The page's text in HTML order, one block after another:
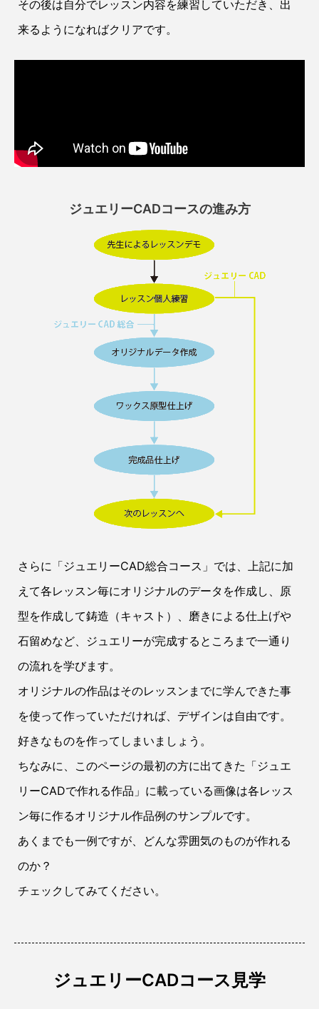
その後は自分でレッスン内容を練習していただき、出
来るようになればクリアです。
ジュエリーCADコースの進み方
さらに「ジュエリーCAD総合コース」では、上記に加
えて各レッスン毎にオリジナルのデータを作成し、原
型を作成して鋳造（キャスト）、磨きによる仕上げや
石留めなど、ジュエリーが完成するところまで一通り
の流れを学びます。
オリジナルの作品はそのレッスンまでに学んできた事
を使って作っていただければ、デザインは自由です。
好きなものを作ってしまいましょう。
ちなみに、このページの最初の方に出てきた「ジュエ
リーCADで作れる作品」に載っている画像は各レッス
ン毎に作るオリジナル作品例のサンプルです。
あくまでも一例ですが、どんな雰囲気のものが作れる
のか？
チェックしてみてください。
ジュエリーCADコース見学